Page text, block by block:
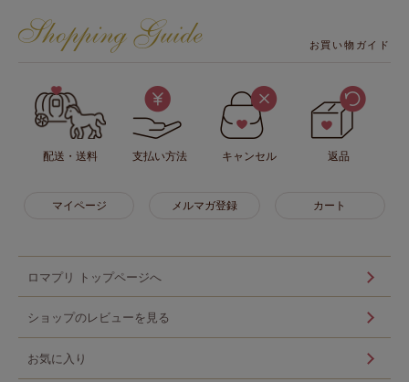
お買い物ガイド
配送・送料 支払い方法 キャンセル 返品
マイページ メルマガ登録 カート
ロマプリ トップページへ
ショップのレビューを見る
お気に入り